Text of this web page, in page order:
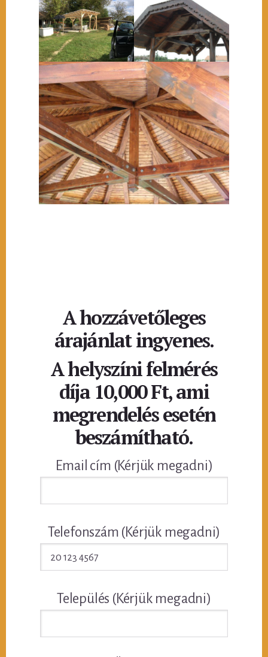
A hozzávetőleges
árajánlat ingyenes.
A helyszíni felmérés
díja 10,000 Ft, ami
megrendelés esetén
beszámítható.
Email cím (Kérjük megadni)
Telefonszám (Kérjük megadni)
Település (Kérjük megadni)